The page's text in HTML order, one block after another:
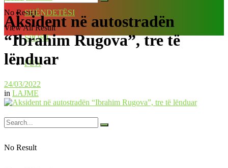
No Result
View All Result
SHËNDETËSI
SPORT
FUN
No Result
Aksident në autostradën
“Ibrahim Rugova”, tre të
lënduar
24/03/2022
in LAJME